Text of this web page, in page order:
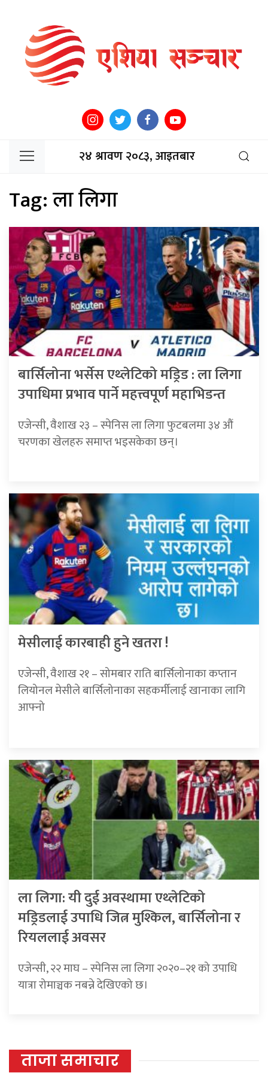
२४ श्रावण २०८३, आइतबार
Tag:ला लिगा
बार्सिलोना भर्सेस एथ्लेटिको मड्रिड : ला लिगा
उपाधिमा प्रभाव पार्ने महत्त्वपूर्ण महाभिडन्त
एजेन्सी, वैशाख २३ – स्पेनिस ला लिगा फुटबलमा ३४ औं
चरणका खेलहरु समाप्त भइसकेका छन्।
मेसीलाई कारबाही हुने खतरा !
एजेन्सी, वैशाख २१ – सोमबार राति बार्सिलोनाका कप्तान
लियोनल मेसीले बार्सिलोनाका सहकर्मीलाई खानाका लागि
आफ्नो
ला लिगा: यी दुई अवस्थामा एथ्लेटिको
मड्रिडलाई उपाधि जित्न मुश्किल, बार्सिलोना र
रियललाई अवसर
एजेन्सी, २२ माघ – स्पेनिस ला लिगा २०२०–२१ को उपाधि
यात्रा रोमाञ्चक नबन्ने देखिएको छ।
ताजा समाचार